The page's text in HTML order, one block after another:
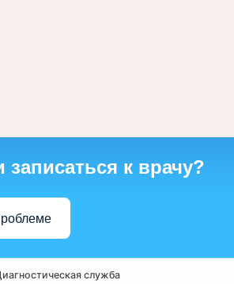
записаться к врачу?
служба